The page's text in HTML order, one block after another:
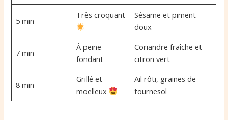
5 min
Très croquant
Sésame et piment
doux
7 min
À peine
fondant
Coriandre fraîche et
citron vert
8 min
Grillé et
moelleux
Ail rôti, graines de
tournesol